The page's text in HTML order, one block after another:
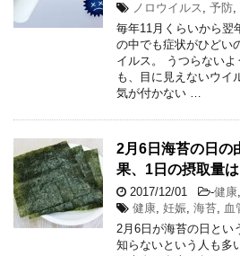
ノロウイルス , 予防,
毎年11月くらいから翌
の中でも症状がひどい
イルス。 うつらない
も、目に見えないウイ
気が付かない …
2月6日海苔の日の
果、1日の摂取量は
2017/12/01 -健康,
健康, 妊娠, 海苔, 血
2月6日が海苔の日とい
知らないという人も多